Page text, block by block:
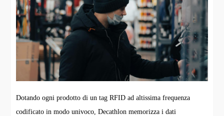
Dotando ogni prodotto di un tag RFID ad altissima frequenza
codificato in modo univoco, Decathlon memorizza i dati